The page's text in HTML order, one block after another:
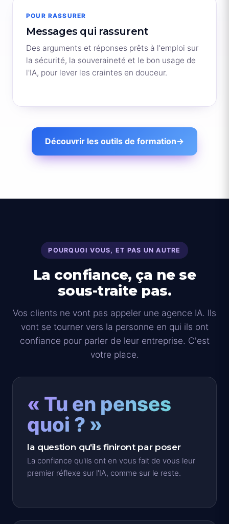
POUR RASSURER
Messages qui rassurent
Des arguments et réponses prêts à l'emploi sur
la sécurité, la souveraineté et le bon usage de
l'IA, pour lever les craintes en douceur.
Découvrir les outils de formation→
POURQUOI VOUS, ET PAS UN AUTRE
La confiance, ça ne se
sous-traite pas.
Vos clients ne vont pas appeler une agence IA. Ils
vont se tourner vers la personne en qui ils ont
confiance pour parler de leur entreprise. C'est
votre place.
« Tu en penses
quoi ? »
la question qu'ils finiront par poser
La confiance qu'ils ont en vous fait de vous leur
premier réflexe sur l'IA, comme sur le reste.